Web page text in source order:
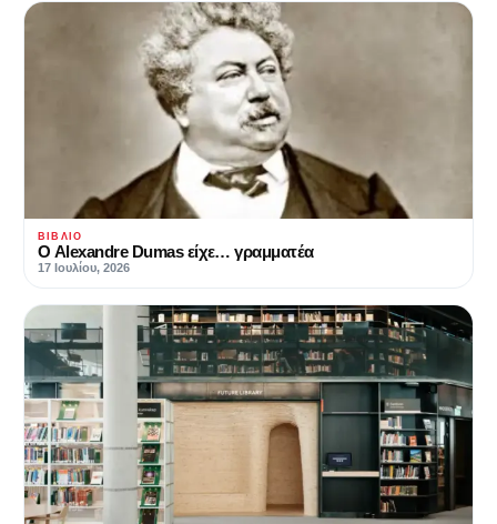
ΒΙΒΛΊΟ
Ο Alexandre Dumas είχε… γραμματέα
17 Ιουλίου, 2026